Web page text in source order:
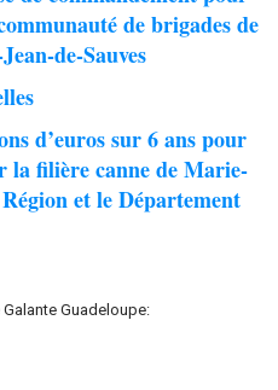
de brigades de
de-Sauves
d’euros sur 6 ans pour
la filière canne de Marie-
et le Département
Guadeloupe: